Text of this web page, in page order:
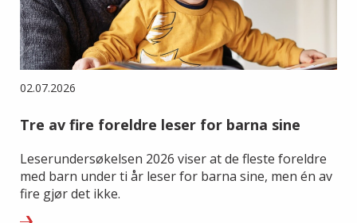
02.07.2026
Tre av fire foreldre leser for barna sine
Leserundersøkelsen 2026 viser at de fleste foreldre
med barn under ti år leser for barna sine, men én av
fire gjør det ikke.